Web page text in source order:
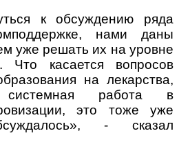
к обсуждению ряда
нами даны
уже решать их на уровне
Что касается вопросов
на лекарства,
работа в
это тоже уже
- сказал